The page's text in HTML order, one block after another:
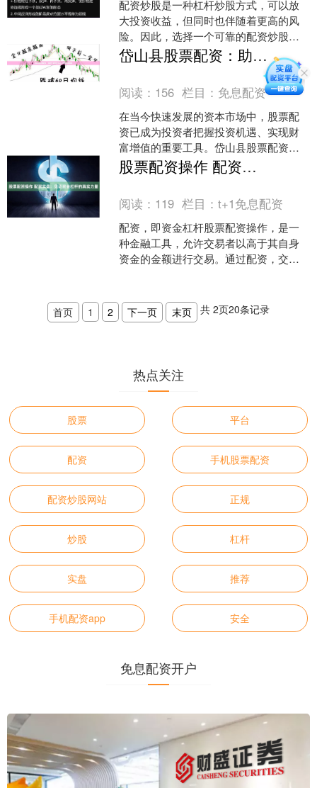
配资炒股是一种杠杆炒股方式，可以放
大投资收益，但同时也伴随着更高的风
险。因此，选择一个可靠的配资炒股平
台至关重要。 **选择配资平台的标准：**
* **正规合....
岱山县股票配资：助您把握投资机遇，实现财富增值
阅读： 156 栏目： 免息配资
在当今快速发展的资本市场中，股票配
资已成为投资者把握投资机遇、实现财
富增值的重要工具。岱山县股票配资服
务，为投资者提供专业、便捷的配资方
案，助力其在股市中乘风破....
股票配资操作 配资实盘：见证资金杠杆的真实力量
阅读： 119 栏目：t+1免息配资
配资，即资金杠杆股票配资操作，是一
种金融工具，允许交易者以高于其自身
资金的金额进行交易。通过配资，交易
首页 1 2 下一页 末页 共 2页20条记录
热点关注
股票 平台
配资 手机股票配资
配资炒股网站 正规
炒股 杠杆
实盘 推荐
手机配资app 安全
免息配资开户